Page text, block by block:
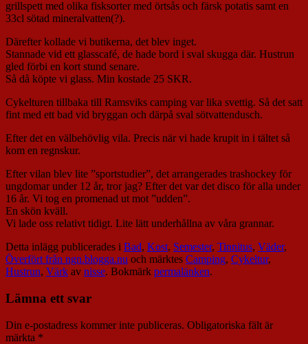
grillspett med olika fisksorter med örtsås och färsk potatis samt en
33cl sötad mineralvatten(?).
Därefter kollade vi butikerna, det blev inget.
Stannade vid ett glasscafé, de hade bord i sval skugga där. Hustrun
gled förbi en kort stund senare.
Så då köpte vi glass. Min kostade 25 SKR.
Cykelturen tillbaka till Ramsviks camping var lika svettig. Så det satt
fint med ett bad vid bryggan och därpå sval sötvattendusch.
Efter det en välbehövlig vila. Precis när vi hade krupit in i tältet så
kom en regnskur.
Efter vilan blev lite ”sportstudier”, det arrangerades trashockey för
ungdomar under 12 år, tror jag? Efter det var det disco för alla under
16 år. Vi tog en promenad ut mot ”udden”.
En skön kväll.
Vi lade oss relativt tidigt. Lite lätt underhållna av våra grannar.
Detta inlägg publicerades i Bad, Kost, Semester, Tinnitus, Väder,
Överfört från ngn.blogga.nu och märktes Camping, Cykeltur,
Hustrun, Värk av nisse. Bokmärk permalänken.
Lämna ett svar
Din e-postadress kommer inte publiceras. Obligatoriska fält är
märkta *